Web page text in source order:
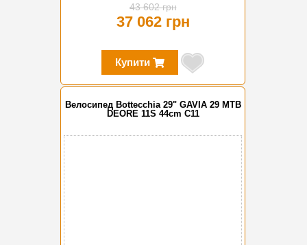
43 602 грн
37 062 грн
Купити
Велосипед Bottecchia 29" GAVIA 29 MTB
DEORE 11S 44cm C11